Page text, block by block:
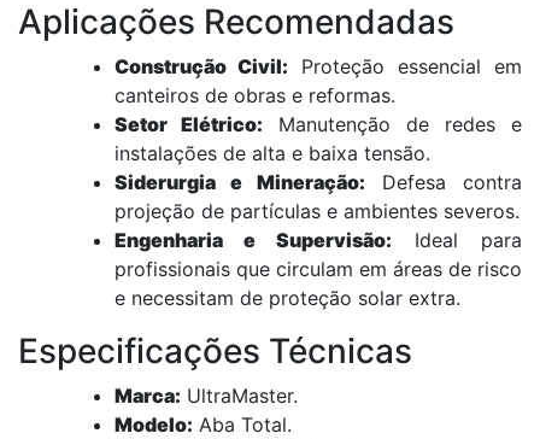
Aplicações Recomendadas
Construção Civil: Proteção essencial em
canteiros de obras e reformas.
Setor Elétrico: Manutenção de redes e
instalações de alta e baixa tensão.
Siderurgia e Mineração: Defesa contra
projeção de partículas e ambientes severos.
Engenharia e Supervisão: Ideal para
profissionais que circulam em áreas de risco
e necessitam de proteção solar extra.
Especificações Técnicas
Marca: UltraMaster.
Modelo: Aba Total.